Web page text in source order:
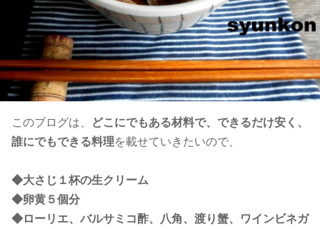
このブログは、
どこにでもある材料で、できるだけ安く、
誰にでもできる料理を載せていきたいので、
◆大さじ１杯の生クリーム
◆卵黄５個分
◆ローリエ、バルサミコ酢、八角、渡り蟹、ワインビネガ